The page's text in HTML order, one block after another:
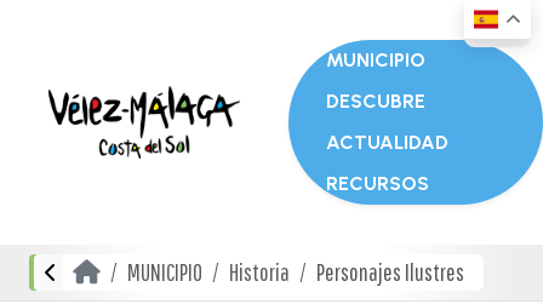
MUNICIPIO
DESCUBRE
ACTUALIDAD
RECURSOS
MUNICIPIO Historia Personajes Ilustres